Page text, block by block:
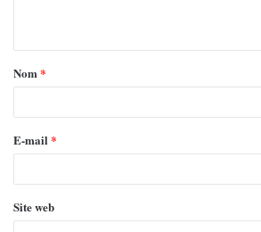
Nom*
E-mail *
Site web